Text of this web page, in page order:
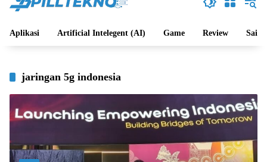
Aplikasi Artificial Intelegent (AI) Game Review Sains
jaringan 5g indonesia